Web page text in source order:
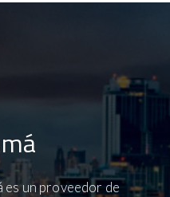
un proveedor de